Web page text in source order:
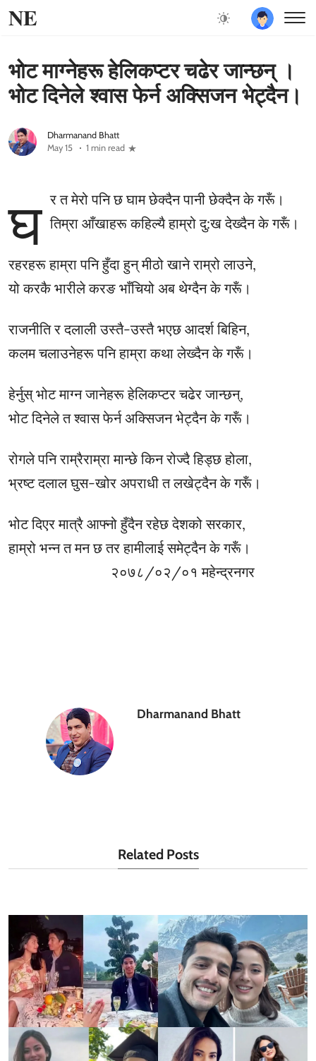
NE
भोट माग्नेहरू हेलिकप्टर चढेर जान्छन् ।
भोट दिनेले श्वास फेर्न अक्सिजन भेट्दैन।
Dharmanand Bhatt
May 15
1 min read
घ र त मेरो पनि छ घाम छेक्दैन पानी छेक्दैन के गरूँ।
तिम्रा आँखाहरू कहिल्यै हाम्रो दु:ख देख्दैन के गरूँ।
रहरहरू हाम्रा पनि हुँदा हुन् मीठो खाने राम्रो लाउने,
यो करकै भारीले करङ भाँचियो अब थेग्दैन के गरूँ।
राजनीति र दलाली उस्तै-उस्तै भएछ आदर्श बिहिन,
कलम चलाउनेहरू पनि हाम्रा कथा लेख्दैन के गरूँ।
हेर्नुस् भोट माग्न जानेहरू हेलिकप्टर चढेर जान्छन्,
भोट दिनेले त श्वास फेर्न अक्सिजन भेट्दैन के गरूँ।
रोगले पनि राम्रैराम्रा मान्छे किन रोज्दै हिड्छ होला,
भ्रष्ट दलाल घुस-खोर अपराधी त लखेट्दैन के गरूँ।
भोट दिएर मात्रै आफ्नो हुँदैन रहेछ देशको सरकार,
हाम्रो भन्न त मन छ तर हामीलाई समेट्दैन के गरूँ।
२०७८/०२/०१ महेन्द्रनगर
Dharmanand Bhatt
Related Posts